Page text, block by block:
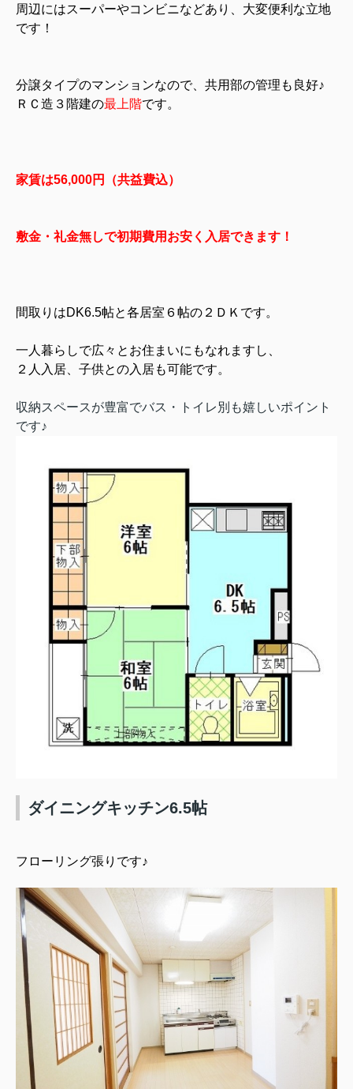
周辺にはスーパーやコンビニなどあり、大変便利な立地
です！
分譲タイプのマンションなので、共用部の管理も良好♪
ＲＣ造３階建の最上階です。
家賃は56,000円（共益費込）
敷金・礼金無しで初期費用お安く入居できます！
間取りはDK6.5帖と各居室６帖の２ＤＫです。
一人暮らしで広々とお住まいにもなれますし、
２人入居、子供との入居も可能です。
収納スペースが豊富でバス・トイレ別も嬉しいポイント
です♪
ダイニングキッチン6.5帖
フローリング張りです♪